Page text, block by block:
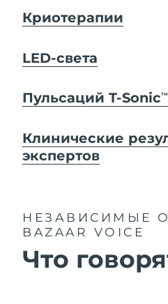
Криотерапии
LED-света
Пульсаций T-SonicTM
Клинические
экспертов
НЕЗАВИСИМЫЕ
BAZAAR VOICE
Что